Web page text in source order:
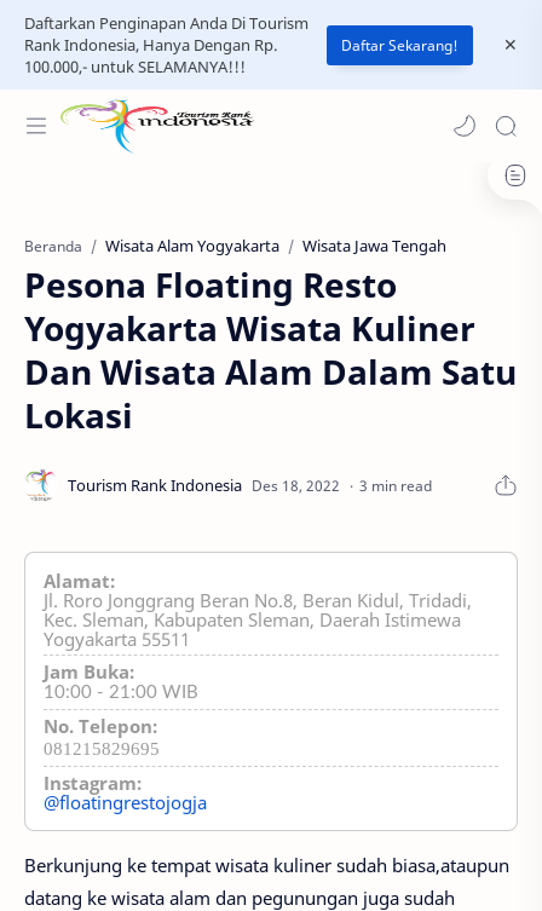
Daftarkan Penginapan Anda Di Tourism
Rank Indonesia, Hanya Dengan Rp.
100.000,- untuk SELAMANYA!!!
Daftar Sekarang!
Beranda Wisata Alam Yogyakarta Wisata Jawa Tengah
Pesona Floating Resto
Yogyakarta Wisata Kuliner
Dan Wisata Alam Dalam Satu
Lokasi
3 min read
Alamat:
Jl. Roro Jonggrang Beran No.8, Beran Kidul, Tridadi,
Kec. Sleman, Kabupaten Sleman, Daerah Istimewa
Yogyakarta 55511
Jam Buka:
10:00 - 21:00 WIB
No. Telepon:
081215829695
Instagram:
@floatingrestojogja
Berkunjung ke tempat wisata kuliner sudah biasa,ataupun
datang ke wisata alam dan pegunungan juga sudah